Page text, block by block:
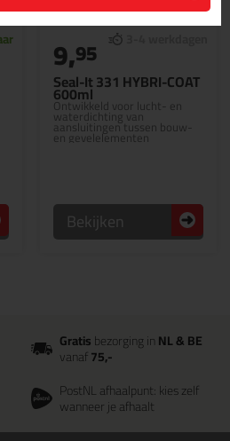
Seal-It 331 HYBRI-COAT
600ml
Ontwikkeld voor lucht- en
waterdichting van
aansluitingen tussen bouw-
en gevelelementen
9,95
Bekijken
Gratisbezorging inNL & BE
vanaf75,-
PostNL afhaalpunt: kies zelf
wanneer je afhaalt